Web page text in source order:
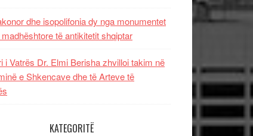
dhe isopolifonia dy nga monumentet
të antikitetit shqiptar
i Vatrës Dr. Elmi Berisha zhvilloi takim në
e Shkencave dhe të Arteve të
KATEGORITË